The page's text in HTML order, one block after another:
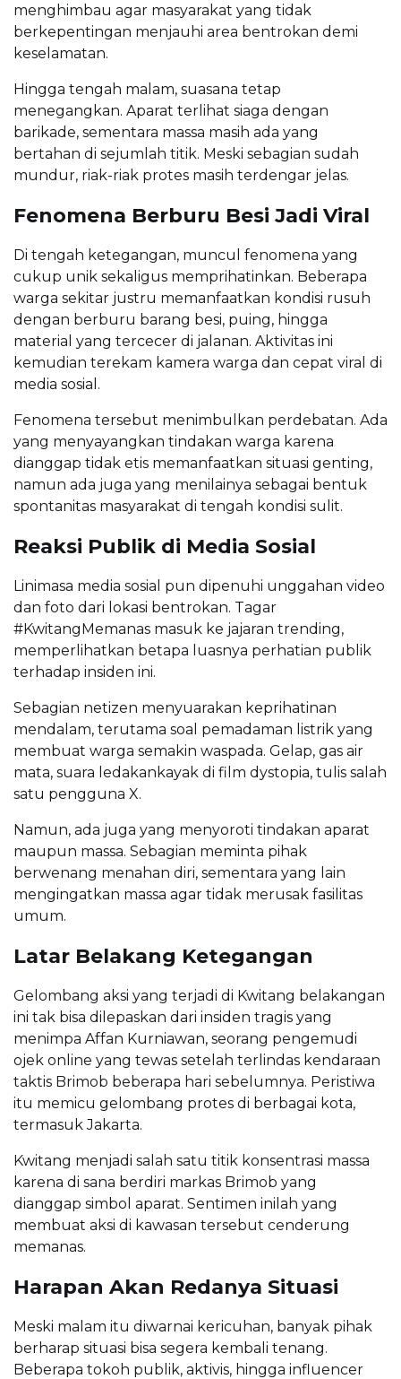
menghimbau agar masyarakat yang tidak
berkepentingan menjauhi area bentrokan demi
keselamatan.
Hingga tengah malam, suasana tetap
menegangkan. Aparat terlihat siaga dengan
barikade, sementara massa masih ada yang
bertahan di sejumlah titik. Meski sebagian sudah
mundur, riak-riak protes masih terdengar jelas.
Fenomena Berburu Besi Jadi Viral
Di tengah ketegangan, muncul fenomena yang
cukup unik sekaligus memprihatinkan. Beberapa
warga sekitar justru memanfaatkan kondisi rusuh
dengan berburu barang besi, puing, hingga
material yang tercecer di jalanan. Aktivitas ini
kemudian terekam kamera warga dan cepat viral di
media sosial.
Fenomena tersebut menimbulkan perdebatan. Ada
yang menyayangkan tindakan warga karena
dianggap tidak etis memanfaatkan situasi genting,
namun ada juga yang menilainya sebagai bentuk
spontanitas masyarakat di tengah kondisi sulit.
Reaksi Publik di Media Sosial
Linimasa media sosial pun dipenuhi unggahan video
dan foto dari lokasi bentrokan. Tagar
#KwitangMemanas masuk ke jajaran trending,
memperlihatkan betapa luasnya perhatian publik
terhadap insiden ini.
Sebagian netizen menyuarakan keprihatinan
mendalam, terutama soal pemadaman listrik yang
membuat warga semakin waspada. Gelap, gas air
mata, suara ledakankayak di film dystopia, tulis salah
satu pengguna X.
Namun, ada juga yang menyoroti tindakan aparat
maupun massa. Sebagian meminta pihak
berwenang menahan diri, sementara yang lain
mengingatkan massa agar tidak merusak fasilitas
umum.
Latar Belakang Ketegangan
Gelombang aksi yang terjadi di Kwitang belakangan
ini tak bisa dilepaskan dari insiden tragis yang
menimpa Affan Kurniawan, seorang pengemudi
ojek online yang tewas setelah terlindas kendaraan
taktis Brimob beberapa hari sebelumnya. Peristiwa
itu memicu gelombang protes di berbagai kota,
termasuk Jakarta.
Kwitang menjadi salah satu titik konsentrasi massa
karena di sana berdiri markas Brimob yang
dianggap simbol aparat. Sentimen inilah yang
membuat aksi di kawasan tersebut cenderung
memanas.
Harapan Akan Redanya Situasi
Meski malam itu diwarnai kericuhan, banyak pihak
berharap situasi bisa segera kembali tenang.
Beberapa tokoh publik, aktivis, hingga influencer